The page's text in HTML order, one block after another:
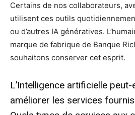
Certains de nos collaborateurs,
utilisent ces outils
ou d’autres IA génératives.
marque de fabrique de Banque
souhaitons conserver cet esprit.
L’Intelligence artificielle
améliorer les services fournis